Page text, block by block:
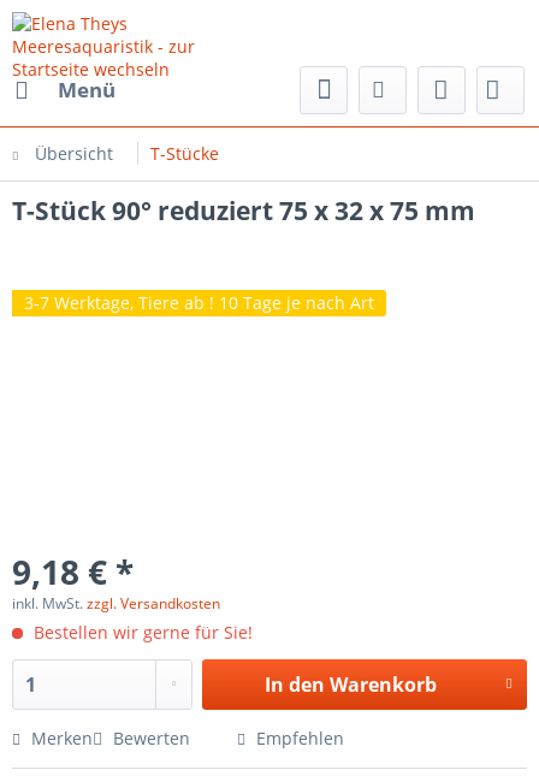
Menü
Übersicht T-Stücke
T-Stück 90° reduziert 75 x 32 x 75 mm
3-7 Werktage, Tiere ab ! 10 Tage je nach Art
9,18 € *
inkl. MwSt.zzgl. Versandkosten
Bestellen wir gerne für Sie!
In den Warenkorb
Merken Bewerten Empfehlen